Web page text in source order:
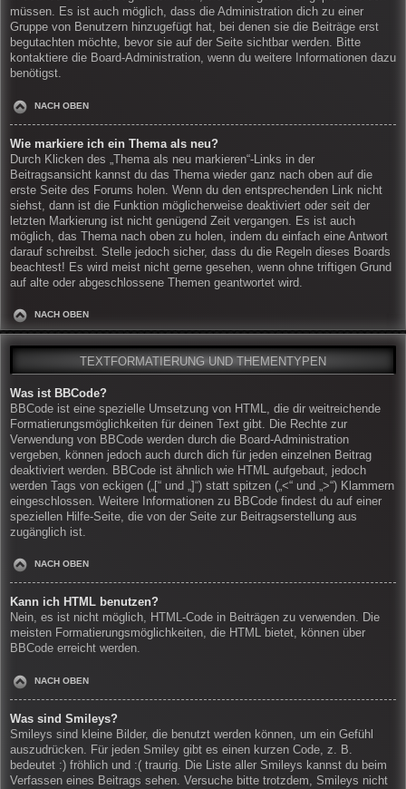
müssen. Es ist auch möglich, dass die Administration dich zu einer
Gruppe von Benutzern hinzugefügt hat, bei denen sie die Beiträge erst
begutachten möchte, bevor sie auf der Seite sichtbar werden. Bitte
kontaktiere die Board-Administration, wenn du weitere Informationen dazu
benötigst.
NACH OBEN
Wie markiere ich ein Thema als neu?
Durch Klicken des „Thema als neu markieren“-Links in der
Beitragsansicht kannst du das Thema wieder ganz nach oben auf die
erste Seite des Forums holen. Wenn du den entsprechenden Link nicht
siehst, dann ist die Funktion möglicherweise deaktiviert oder seit der
letzten Markierung ist nicht genügend Zeit vergangen. Es ist auch
möglich, das Thema nach oben zu holen, indem du einfach eine Antwort
darauf schreibst. Stelle jedoch sicher, dass du die Regeln dieses Boards
beachtest! Es wird meist nicht gerne gesehen, wenn ohne triftigen Grund
auf alte oder abgeschlossene Themen geantwortet wird.
NACH OBEN
TEXTFORMATIERUNG UND THEMENTYPEN
Was ist BBCode?
BBCode ist eine spezielle Umsetzung von HTML, die dir weitreichende
Formatierungsmöglichkeiten für deinen Text gibt. Die Rechte zur
Verwendung von BBCode werden durch die Board-Administration
vergeben, können jedoch auch durch dich für jeden einzelnen Beitrag
deaktiviert werden. BBCode ist ähnlich wie HTML aufgebaut, jedoch
werden Tags von eckigen („[“ und „]“) statt spitzen („<“ und „>“) Klammern
eingeschlossen. Weitere Informationen zu BBCode findest du auf einer
speziellen Hilfe-Seite, die von der Seite zur Beitragserstellung aus
zugänglich ist.
NACH OBEN
Kann ich HTML benutzen?
Nein, es ist nicht möglich, HTML-Code in Beiträgen zu verwenden. Die
meisten Formatierungsmöglichkeiten, die HTML bietet, können über
BBCode erreicht werden.
NACH OBEN
Was sind Smileys?
Smileys sind kleine Bilder, die benutzt werden können, um ein Gefühl
auszudrücken. Für jeden Smiley gibt es einen kurzen Code, z. B.
bedeutet :) fröhlich und :( traurig. Die Liste aller Smileys kannst du beim
Verfassen eines Beitrags sehen. Versuche bitte trotzdem, Smileys nicht